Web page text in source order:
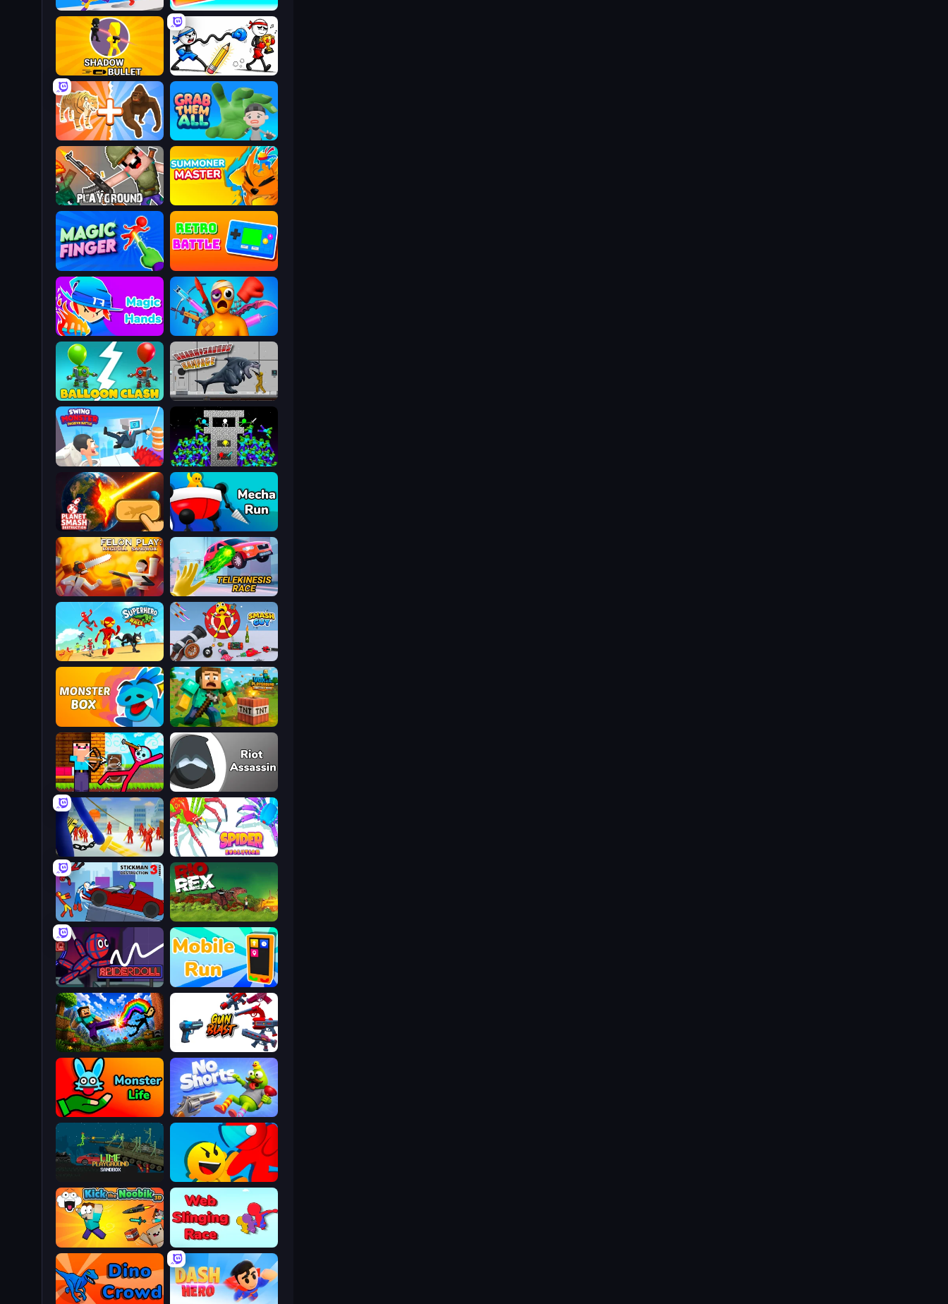
TV Invasion
Ragdoll Ninja: Imposter Hero
Doodle Smash
Shadow Bullet
Grab Them All
Animal DNA Run
Summoner Master
Playground
Retro Battle
Magic Finger 3D
Fun Ragdoll Challenge!
Magic Hands
Sharkosaurus Rampage
Balloon Clash
Stick Epic Fighter
Swing Monster: Decisive Battle
Mecha Run
Planet Smash Destruction
Telekinesis Race 3D
Felon Play: Ragdoll Sandbox
Smash Guy: Ragdoll Punch Hero
Superhero Race!
Voxel Playground: Ragdoll Noob
Monster Box
Riot Assassin
Noob Archer vs Stickman Zombie
Spider Evolution: Runner Game
Slasher
Rio Rex
Stickman Destruction 3 Heroes
Mobile Run
SpiderDoll
Gun Blast
Noob: Wall Crusher
No Shorts
Monster Life
Riot Escape
Web Slinging Race
Kick the Noobik 3D